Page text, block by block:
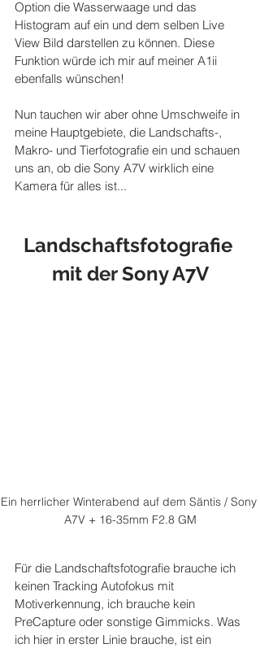
Option die Wasserwaage und das
Histogram auf ein und dem selben Live
View Bild darstellen zu können. Diese
Funktion würde ich mir auf meiner A1ii
ebenfalls wünschen!
Nun tauchen wir aber ohne Umschweife in
meine Hauptgebiete, die Landschafts-,
Makro- und Tierfotografie ein und schauen
uns an, ob die Sony A7V wirklich eine
Kamera für alles ist...
Landschaftsfotografie
mit der Sony A7V
Ein herrlicher Winterabend auf dem Säntis / Sony
A7V + 16-35mm F2.8 GM
Für die Landschaftsfotografie brauche ich
keinen Tracking Autofokus mit
Motiverkennung, ich brauche kein
PreCapture oder sonstige Gimmicks. Was
ich hier in erster Linie brauche, ist ein